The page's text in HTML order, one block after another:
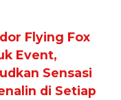
Flying Fox
Event,
Sensasi
di Setiap